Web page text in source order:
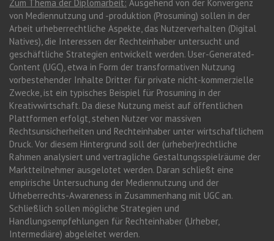
Zum Thema der Diplomarbeit: Ausgehend von der Konvergenz
von Mediennutzung und -produktion (Prosuming) sollen in der
Arbeit urheberrechtliche Aspekte, das Nutzerverhalten (Digital
Natives), die Interessen der Rechteinhaber untersucht und
geschäftliche Strategien entwickelt werden. User-Generated-
Content (UGC), etwa in Form der transformativen Nutzung
vorbestehender Inhalte Dritter für private nicht-kommerzielle
Zwecke, ist ein typisches Beispiel für Prosuming in der
Kreativwirtschaft. Da diese Nutzung meist auf öffentlichen
Plattformen erfolgt, stehen Nutzer vor massiven
Rechtsunsicherheiten und Rechteinhaber unter wirtschaftlichem
Druck. Vor diesem Hintergrund soll der (urheber)rechtliche
Rahmen analysiert und vertragliche Gestaltungsspielräume der
Marktteilnehmer ausgelotet werden. Daran schließt eine
empirische Untersuchung der Mediennutzung und der
Urheberrechts-Awareness in Zusammenhang mit UGC an.
Schließlich sollen mögliche Strategien und
Handlungsempfehlungen für Rechteinhaber (Urheber,
Intermediäre) abgeleitet werden.